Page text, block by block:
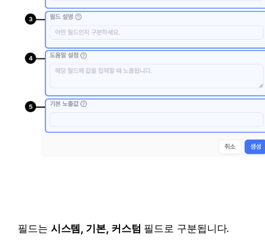
필드는 시스템, 기본, 커스텀 필드로 구분됩니다.